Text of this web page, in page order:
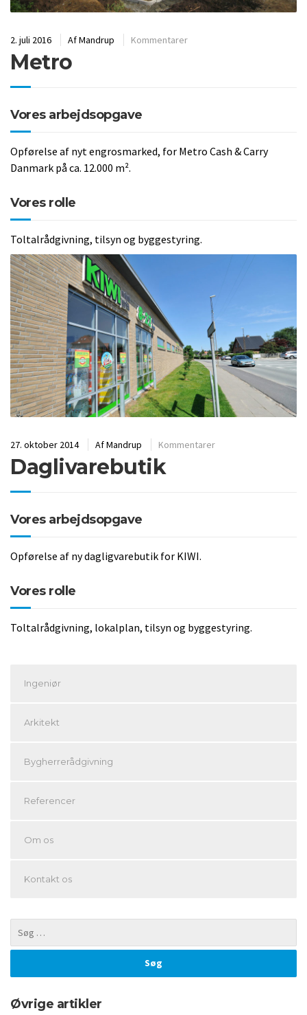
2. juli 2016 AfMandrup Kommentarer
Metro
Vores arbejdsopgave
Opførelse af nyt engrosmarked, for Metro Cash & Carry
Danmark på ca. 12.000 m².
Vores rolle
Toltalrådgivning, tilsyn og byggestyring.
27. oktober 2014 AfMandrup Kommentarer
Daglivarebutik
Vores arbejdsopgave
Opførelse af ny dagligvarebutik for KIWI.
Vores rolle
Toltalrådgivning, lokalplan, tilsyn og byggestyring.
Ingeniør
Arkitekt
Bygherrerådgivning
Referencer
Om os
Kontakt os
Øvrige artikler